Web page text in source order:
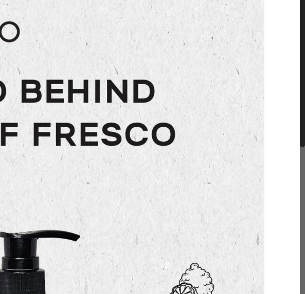
that
services of
are serving
and
Contact us
ติดต่อ งานวิจัยนวัตกรรม
, บริการจดแจ้ง อย. และให้คำ
แนะนำการพัฒนาสินค้าใหม่
บริษัท อินโนเวทีฟ ฟาร์ม่า เฮิร์บส์ จำกัด